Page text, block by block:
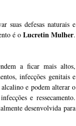
suas defesas naturais e
é o Lucretin Mulher.
a ficar mais altos,
infecções genitais e
e podem alterar o
e ressecamento.
desenvolvida para